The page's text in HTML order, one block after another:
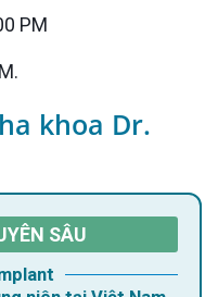
PM
khoa Dr.
SÂU